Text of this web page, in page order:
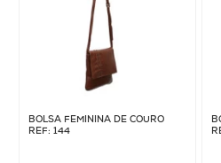
BOLSA FEMININA DE COURO
REF: 144